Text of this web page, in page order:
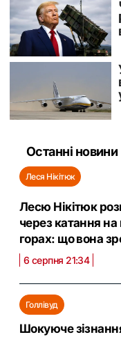
Останні новини
Леся Нікітюк
Лесю Нікітюк
через катання на
горах: що вона
6 серпня 21:34
Голлівуд
Шокуюче